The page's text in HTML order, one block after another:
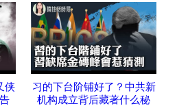
侠
习的下台阶铺好了？中共新
机构成立背后藏著什么秘